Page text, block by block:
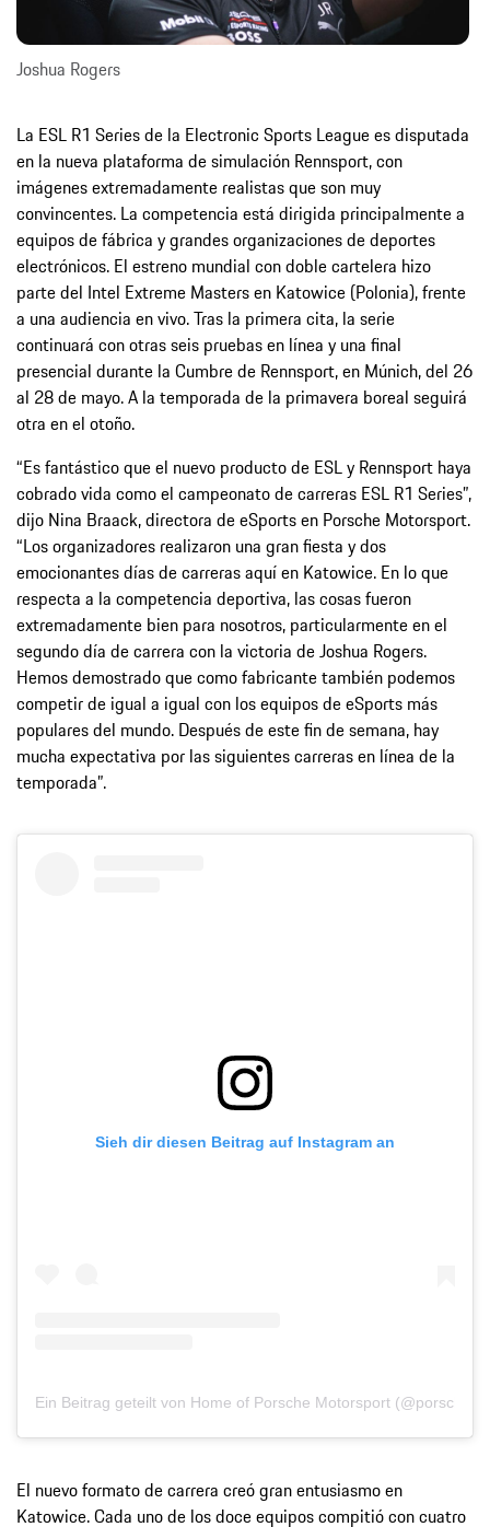
Joshua Rogers
La ESL R1 Series de la Electronic Sports League es disputada
en la nueva plataforma de simulación Rennsport, con
imágenes extremadamente realistas que son muy
convincentes. La competencia está dirigida principalmente a
equipos de fábrica y grandes organizaciones de deportes
electrónicos. El estreno mundial con doble cartelera hizo
parte del Intel Extreme Masters en Katowice (Polonia), frente
a una audiencia en vivo. Tras la primera cita, la serie
continuará con otras seis pruebas en línea y una final
presencial durante la Cumbre de Rennsport, en Múnich, del 26
al 28 de mayo. A la temporada de la primavera boreal seguirá
otra en el otoño.
“Es fantástico que el nuevo producto de ESL y Rennsport haya
cobrado vida como el campeonato de carreras ESL R1 Series”,
dijo Nina Braack, directora de eSports en Porsche Motorsport.
“Los organizadores realizaron una gran fiesta y dos
emocionantes días de carreras aquí en Katowice. En lo que
respecta a la competencia deportiva, las cosas fueron
extremadamente bien para nosotros, particularmente en el
segundo día de carrera con la victoria de Joshua Rogers.
Hemos demostrado que como fabricante también podemos
competir de igual a igual con los equipos de eSports más
populares del mundo. Después de este fin de semana, hay
mucha expectativa por las siguientes carreras en línea de la
temporada”.
Sieh dir diesen Beitrag auf Instagram an
Ein Beitrag geteilt von Home of Porsche Motorsport
El nuevo formato de carrera creó gran entusiasmo en
Katowice. Cada uno de los doce equipos compitió con cuatro